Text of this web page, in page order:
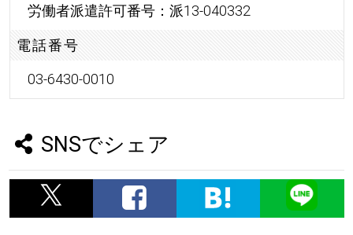
労働者派遣許可番号：派13-040332
電話番号
03-6430-0010
SNSでシェア